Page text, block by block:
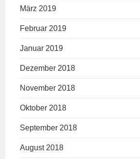
März 2019
Februar 2019
Januar 2019
Dezember 2018
November 2018
Oktober 2018
September 2018
August 2018